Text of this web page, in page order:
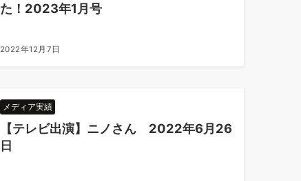
た！2023年1月号
2022年12月7日
メディア実績
【テレビ出演】ニノさん 2022年6月26
日